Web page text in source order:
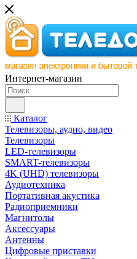
Интернет-магазин
Каталог
Телевизоры, аудио, видео
Телевизоры
LED-телевизоры
SMART-телевизоры
4K (UHD) телевизоры
Аудиотехника
Портативная акустика
Радиоприемники
Магнитолы
Аксессуары
Антенны
Цифровые приставки